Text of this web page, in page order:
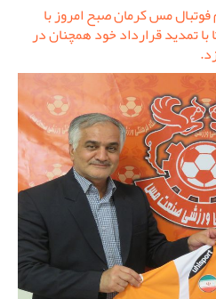
مس کرمان صبح امروز با
با تمدید قرارداد خود همچنان در